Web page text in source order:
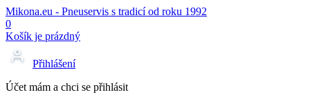
Mikona.eu - Pneuservis s tradicí od roku 1992
0
Košík je prázdný
Přihlášení
Účet mám a chci se přihlásit